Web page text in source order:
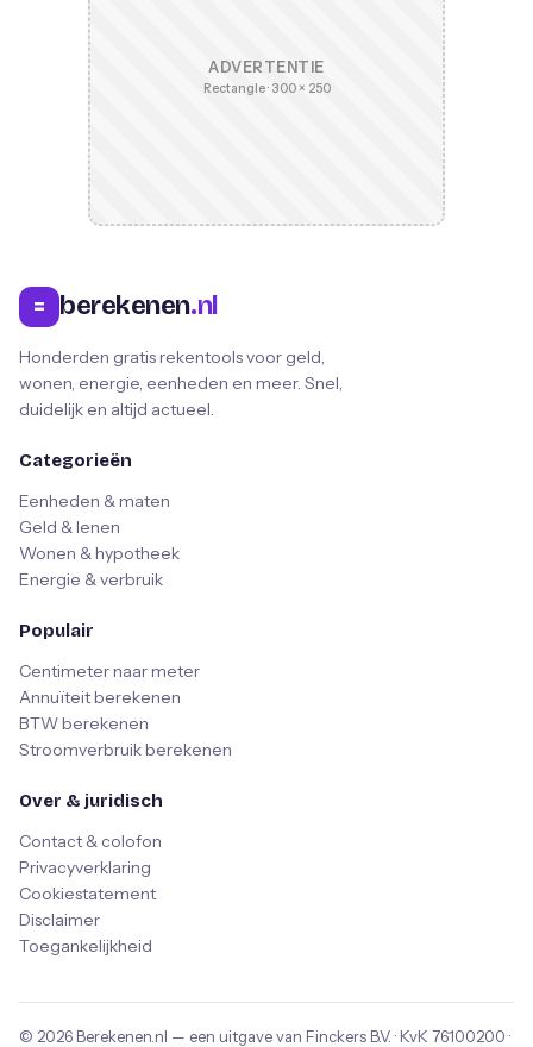
ADVERTENTIE
Rectangle · 300 × 250
= berekenen.nl
Honderden gratis rekentools voor geld,
wonen, energie, eenheden en meer. Snel,
duidelijk en altijd actueel.
Categorieën
Eenheden & maten
Geld & lenen
Wonen & hypotheek
Energie & verbruik
Populair
Centimeter naar meter
Annuïteit berekenen
BTW berekenen
Stroomverbruik berekenen
Over & juridisch
Contact & colofon
Privacyverklaring
Cookiestatement
Disclaimer
Toegankelijkheid
© 2026 Berekenen.nl — een uitgave van Finckers B.V. · KvK 76100200 ·